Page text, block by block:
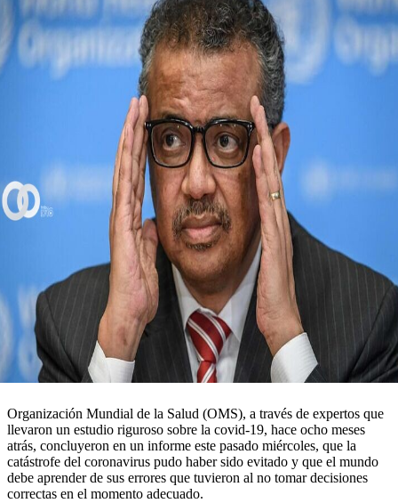
Organización Mundial de la Salud (OMS), a través de expertos que
llevaron un estudio riguroso sobre la covid-19, hace ocho meses
atrás, concluyeron en un informe este pasado miércoles, que la
catástrofe del coronavirus pudo haber sido evitado y que el mundo
debe aprender de sus errores que tuvieron al no tomar decisiones
correctas en el momento adecuado.